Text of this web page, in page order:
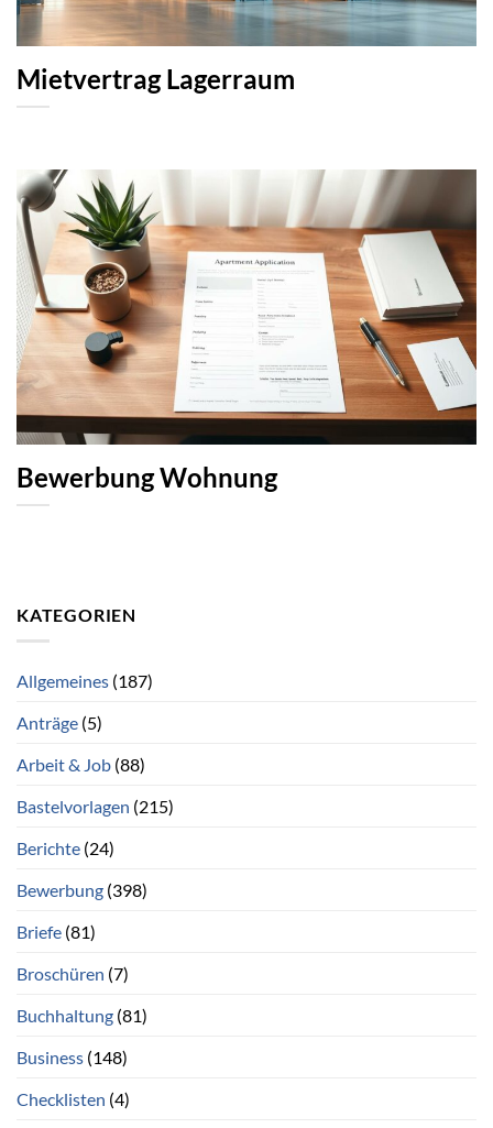
Mietvertrag Lagerraum
Bewerbung Wohnung
KATEGORIEN
Allgemeines (187)
Anträge (5)
Arbeit & Job (88)
Bastelvorlagen (215)
Berichte (24)
Bewerbung (398)
Briefe (81)
Broschüren (7)
Buchhaltung (81)
Business (148)
Checklisten (4)